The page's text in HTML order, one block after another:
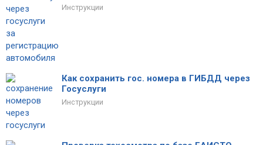
Инструкции
Как сохранить гос. номера в ГИБДД через
Госуслуги
Инструкции